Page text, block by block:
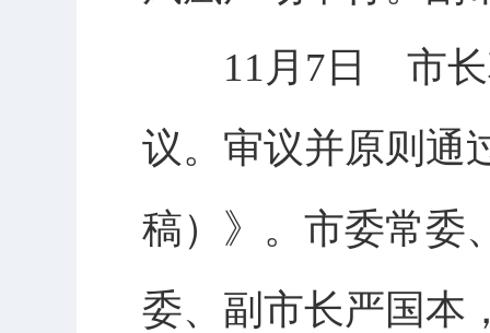
11月7日 市长韩
议。审议并原则通
稿）》。市委常委
委、副市长严国本